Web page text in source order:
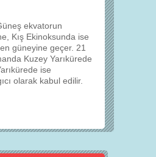
ekvatorun
Kış Ekinoksunda ise
güneyine geçer. 21
Kuzey Yarıkürede
ise
olarak kabul edilir.